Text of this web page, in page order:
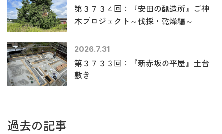
第３７３４回：『安田の醸造所』ご神
木プロジェクト～伐採・乾燥編～
2026.7.31
第３７３３回：『新赤坂の平屋』土台
敷き
過去の記事